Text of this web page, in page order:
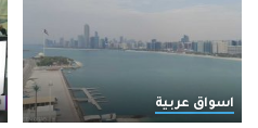
اسواق عربية